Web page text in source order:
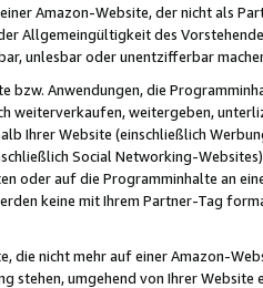
Amazon-Website, der nicht als
Allgemeingültigkeit des
unlesbar oder unentzifferbar
bzw. Anwendungen, die
weiterverkaufen, weitergeben,
Ihrer Website (einschließlich
Social Networking-
oder auf die Programminhalte an
keine mit Ihrem Partner-Tag
die nicht mehr auf einer Amazon-
stehen, umgehend von Ihrer